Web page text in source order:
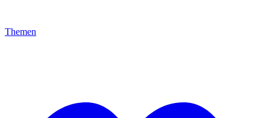
Themen